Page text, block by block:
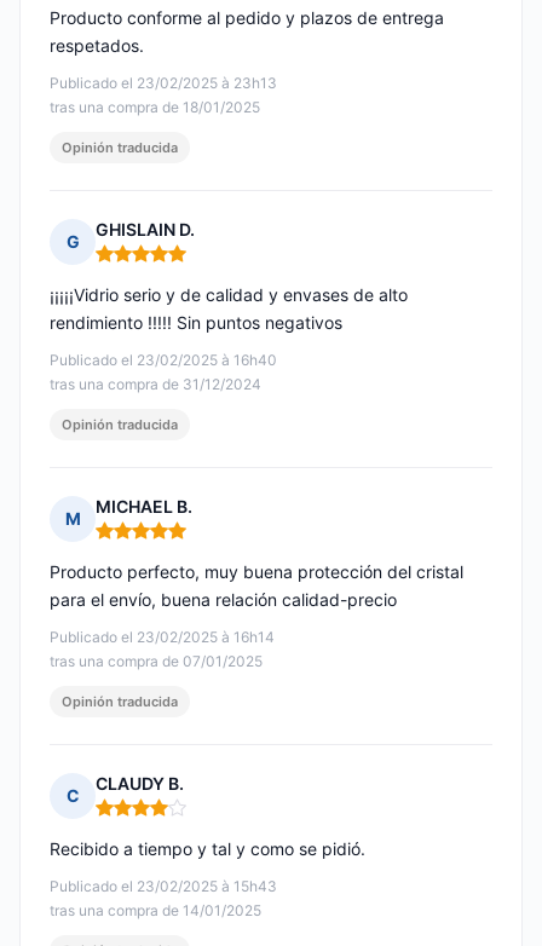
Publicado el 23/02/2025 à 23h13
tras una compra de 18/01/2025
Producto conforme al pedido y plazos de entrega
respetados.
Opinión traducida
G
GHISLAIN D.
Nota: 5 de 5
Publicado el 23/02/2025 à 16h40
tras una compra de 31/12/2024
¡¡¡¡¡Vidrio serio y de calidad y envases de alto
rendimiento !!!!! Sin puntos negativos
Opinión traducida
M
MICHAEL B.
Nota: 5 de 5
Publicado el 23/02/2025 à 16h14
tras una compra de 07/01/2025
Producto perfecto, muy buena protección del cristal
para el envío, buena relación calidad-precio
Opinión traducida
C
CLAUDY B.
Nota: 4 de 5
Publicado el 23/02/2025 à 15h43
tras una compra de 14/01/2025
Recibido a tiempo y tal y como se pidió.